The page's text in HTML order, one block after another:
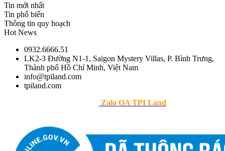
Tin mới nhất
Tin phổ biến
Thông tin quy hoạch
Hot News
0932.6666.51
LK2-3 Đường N1-1, Saigon Mystery Villas, P. Bình Trưng,
Thành phố Hồ Chí Minh, Việt Nam
info@tpiland.com
tpiland.com
Zalo OA TPI Land